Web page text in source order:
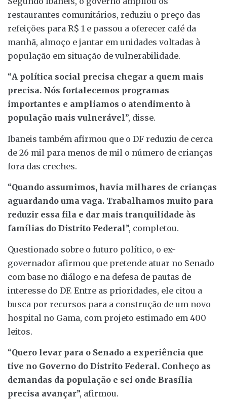
restaurantes comunitários, reduziu o preço das
refeições para R$ 1 e passou a oferecer café da
manhã, almoço e jantar em unidades voltadas à
população em situação de vulnerabilidade.
“A política social precisa chegar a quem mais
precisa. Nós fortalecemos programas
importantes e ampliamos o atendimento à
população mais vulnerável”, disse.
Ibaneis também afirmou que o DF reduziu de cerca
de 26 mil para menos de mil o número de crianças
fora das creches.
“Quando assumimos, havia milhares de crianças
aguardando uma vaga. Trabalhamos muito para
reduzir essa fila e dar mais tranquilidade às
famílias do Distrito Federal”, completou.
Questionado sobre o futuro político, o ex-
governador afirmou que pretende atuar no Senado
com base no diálogo e na defesa de pautas de
interesse do DF. Entre as prioridades, ele citou a
busca por recursos para a construção de um novo
hospital no Gama, com projeto estimado em 400
leitos.
“Quero levar para o Senado a experiência que
tive no Governo do Distrito Federal. Conheço as
demandas da população e sei onde Brasília
precisa avançar”, afirmou.